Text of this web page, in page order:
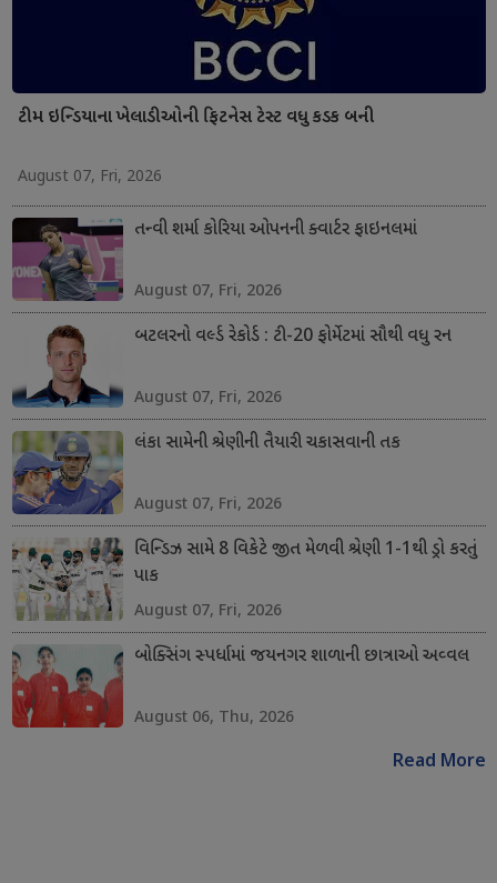
ટીમ ઇન્ડિયાના ખેલાડીઓની ફિટનેસ ટેસ્ટ વધુ કડક બની
August 07, Fri, 2026
તન્વી શર્મા કોરિયા ઓપનની ક્વાર્ટર ફાઇનલમાં
August 07, Fri, 2026
બટલરનો વર્લ્ડ રેકોર્ડ : ટી-20 ફોર્મેટમાં સૌથી વધુ રન
August 07, Fri, 2026
લંકા સામેની શ્રેણીની તૈયારી ચકાસવાની તક
August 07, Fri, 2026
વિન્ડિઝ સામે 8 વિકેટે જીત મેળવી શ્રેણી 1-1થી ડ્રો કરતું
પાક
August 07, Fri, 2026
બોક્સિંગ સ્પર્ધામાં જયનગર શાળાની છાત્રાઓ અવ્વલ
August 06, Thu, 2026
Read More